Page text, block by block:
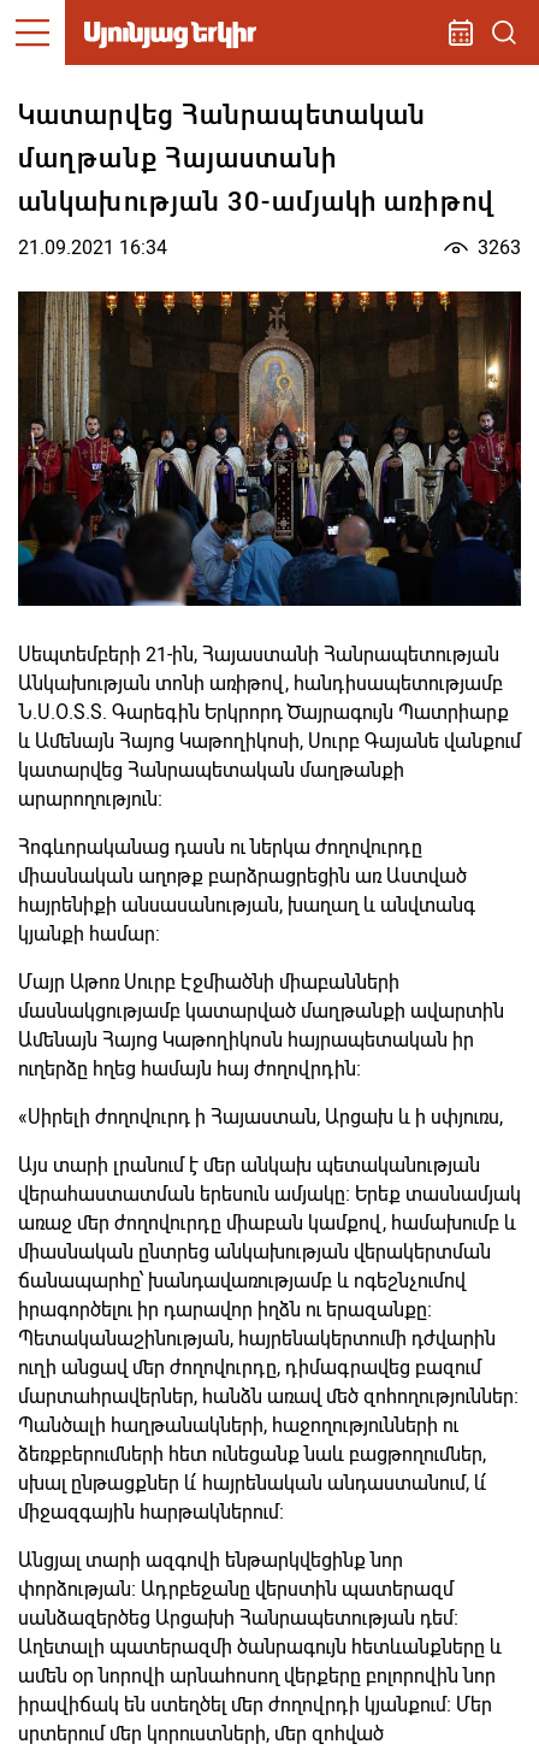
Կատարվեց Հանրապետական
մաղթանք Հայաստանի
անկախության 30-ամյակի առիթով
21.09.2021 16:34 3263
Սեպտեմբերի 21-ին, Հայաստանի Հանրապետության
Անկախության տոնի առիթով, հանդիսապետությամբ
Ն.Ս.Օ.Տ.Տ. Գարեգին Երկրորդ Ծայրագույն Պատրիարք
և Ամենայն Հայոց Կաթողիկոսի, Սուրբ Գայանե վանքում
կատարվեց Հանրապետական մաղթանքի
արարողություն։
Հոգևորականաց դասն ու ներկա ժողովուրդը
միասնական աղոթք բարձրացրեցին առ Աստված
հայրենիքի անսասանության, խաղաղ և անվտանգ
կյանքի համար:
Մայր Աթոռ Սուրբ Էջմիածնի միաբանների
մասնակցությամբ կատարված մաղթանքի ավարտին
Ամենայն Հայոց Կաթողիկոսն հայրապետական իր
ուղերձը հղեց համայն հայ ժողովրդին։
«Սիրելի ժողովուրդ ի Հայաստան, Արցախ և ի սփյուռս,
Այս տարի լրանում է մեր անկախ պետականության
վերահաստատման երեսուն ամյակը։ Երեք տասնամյակ
առաջ մեր ժողովուրդը միաբան կամքով, համախումբ և
միասնական ընտրեց անկախության վերակերտման
ճանապարհը՝ խանդավառությամբ և ոգեշնչումով
իրագործելու իր դարավոր իղձն ու երազանքը։
Պետականաշինության, հայրենակերտումի դժվարին
ուղի անցավ մեր ժողովուրդը, դիմագրավեց բազում
մարտահրավերներ, հանձն առավ մեծ զոհողություններ։
Պանծալի հաղթանակների, հաջողությունների ու
ձեռքբերումների հետ ունեցանք նաև բացթողումներ,
սխալ ընթացքներ և՛ հայրենական անդաստանում, և՛
միջազգային հարթակներում։
Անցյալ տարի ազգովի ենթարկվեցինք նոր
փորձության։ Ադրբեջանը վերստին պատերազմ
սանձազերծեց Արցախի Հանրապետության դեմ։
Աղետալի պատերազմի ծանրագույն հետևանքները և
ամեն օր նորովի արնահոսող վերքերը բոլորովին նոր
իրավիճակ են ստեղծել մեր ժողովրդի կյանքում։ Մեր
սրտերում մեր կորուստների, մեր զոհված